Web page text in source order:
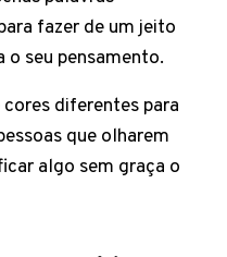
fazer de um jeito
o seu pensamento.
diferentes para
que olharem
algo sem graça o